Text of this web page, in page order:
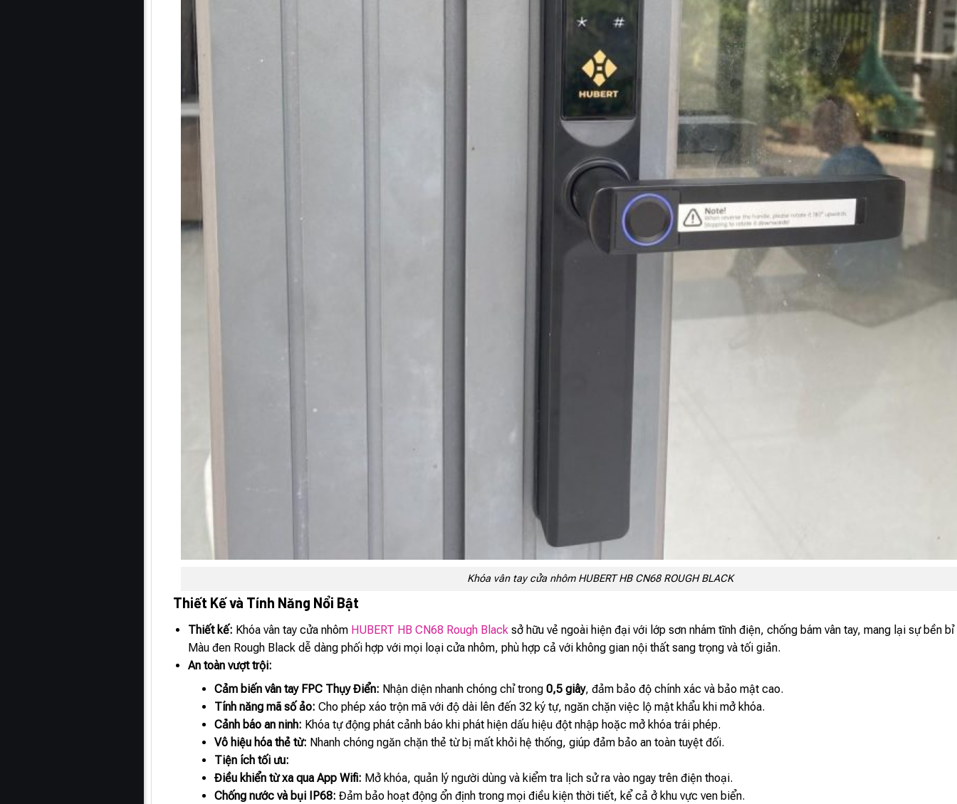
Khóa vân tay cửa nhôm HUBERT HB CN68 ROUGH BLACK
Thiết Kế và Tính Năng Nổi Bật
Thiết kế: Khóa vân tay cửa nhôm HUBERT HB CN68 Rough Black sở hữu vẻ ngoài hiện đại với lớp sơn nhám tĩnh điện, chống bám vân tay, mang lại sự bền
Màu đen Rough Black dễ dàng phối hợp với mọi loại cửa nhôm, phù hợp cả với không gian nội thất sang trọng và tối giản.
An toàn vượt trội:
Cảm biến vân tay FPC Thụy Điển: Nhận diện nhanh chóng chỉ trong 0,5 giây, đảm bảo độ chính xác và bảo mật cao.
Tính năng mã số ảo: Cho phép xáo trộn mã với độ dài lên đến 32 ký tự, ngăn chặn việc lộ mật khẩu khi mở khóa.
Cảnh báo an ninh: Khóa tự động phát cảnh báo khi phát hiện dấu hiệu đột nhập hoặc mở khóa trái phép.
Vô hiệu hóa thẻ từ: Nhanh chóng ngăn chặn thẻ từ bị mất khỏi hệ thống, giúp đảm bảo an toàn tuyệt đối.
Tiện ích tối ưu:
Điều khiển từ xa qua App Wifi: Mở khóa, quản lý người dùng và kiểm tra lịch sử ra vào ngay trên điện thoại.
Chống nước và bụi IP68: Đảm bảo hoạt động ổn định trong mọi điều kiện thời tiết, kể cả ở khu vực ven biển.